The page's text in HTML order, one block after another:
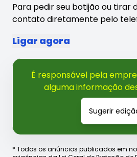
Para pedir seu botijão ou tirar
contato diretamente pelo
Ligar agora
É responsável pela
alguma informação
Sugerir
* Todos os anúncios publicados em